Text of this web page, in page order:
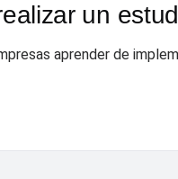
un
aprender de